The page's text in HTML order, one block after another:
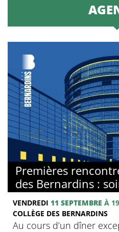
Premières
des Bernardins :
VENDREDI 11 SEPTEMBRE À
COLLÈGE DES BERNARDINS
Au cours d’un dîner